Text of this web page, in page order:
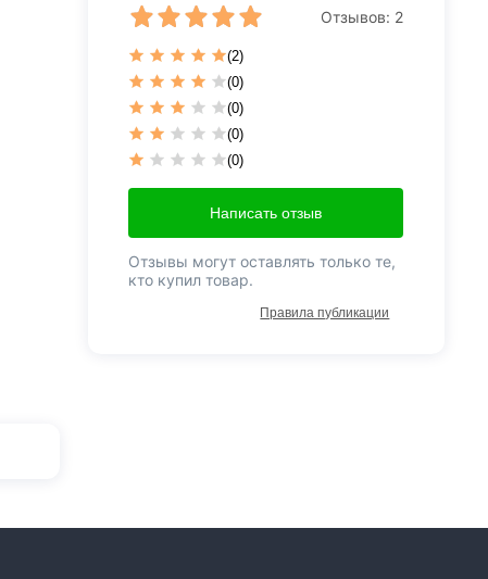
Отзывов: 2
(2)
(0)
(0)
(0)
(0)
Написать отзыв
Отзывы могут оставлять только те,
кто купил товар.
Правила публикации